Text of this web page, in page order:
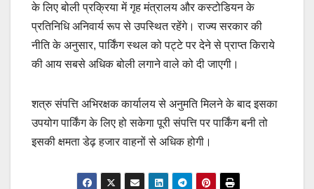
के लिए बोली प्रक्रिया में गृह मंत्रालय और कस्टोडियन के
प्रतिनिधि अनिवार्य रूप से उपस्थित रहेंगे। राज्य सरकार की
नीति के अनुसार, पार्किंग स्थल को पट्टे पर देने से प्राप्त किराये
की आय सबसे अधिक बोली लगाने वाले को दी जाएगी।
शत्रु संपत्ति अभिरक्षक कार्यालय से अनुमति मिलने के बाद इसका
उपयोग पार्किंग के लिए हो सकेगा पूरी संपत्ति पर पार्किंग बनी तो
इसकी क्षमता डेढ़ हजार वाहनों से अधिक होगी।